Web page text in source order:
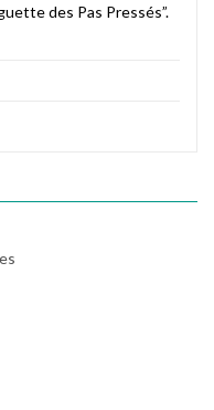
des Pas Pressés”.